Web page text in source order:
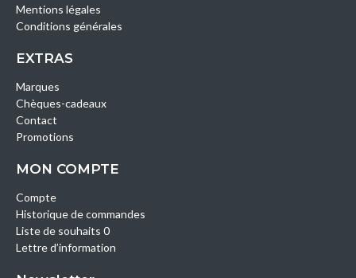
Mentions légales
Conditions générales
EXTRAS
Marques
Chèques-cadeaux
Contact
Promotions
MON COMPTE
Compte
Historique de commandes
Liste de souhaits 0
Lettre d’information